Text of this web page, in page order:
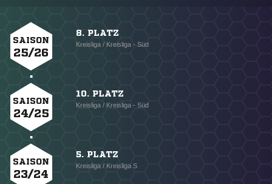
SAISON
25/26
8. PLATZ
Kreisliga / Kreisliga - Süd
SAISON
24/25
10. PLATZ
Kreisliga / Kreisliga - Süd
SAISON
23/24
5. PLATZ
Kreisliga / Kreisliga S